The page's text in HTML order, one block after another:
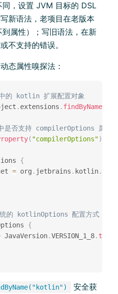
，设置 JVM 目标的 DSL
新语法，老项目在老版本
属性）；写旧语法，在新
不支持的错误。
态属性嗅探法：
kotlin 扩展配置对象
. extensions . findByName
是否支持 compilerOptions 属性
( "compilerOptions")
{
= org . jetbrains . kotlin.
的 kotlinOptions 配置方式，防
{
JavaVersion.VERSION_1_8.
安全获